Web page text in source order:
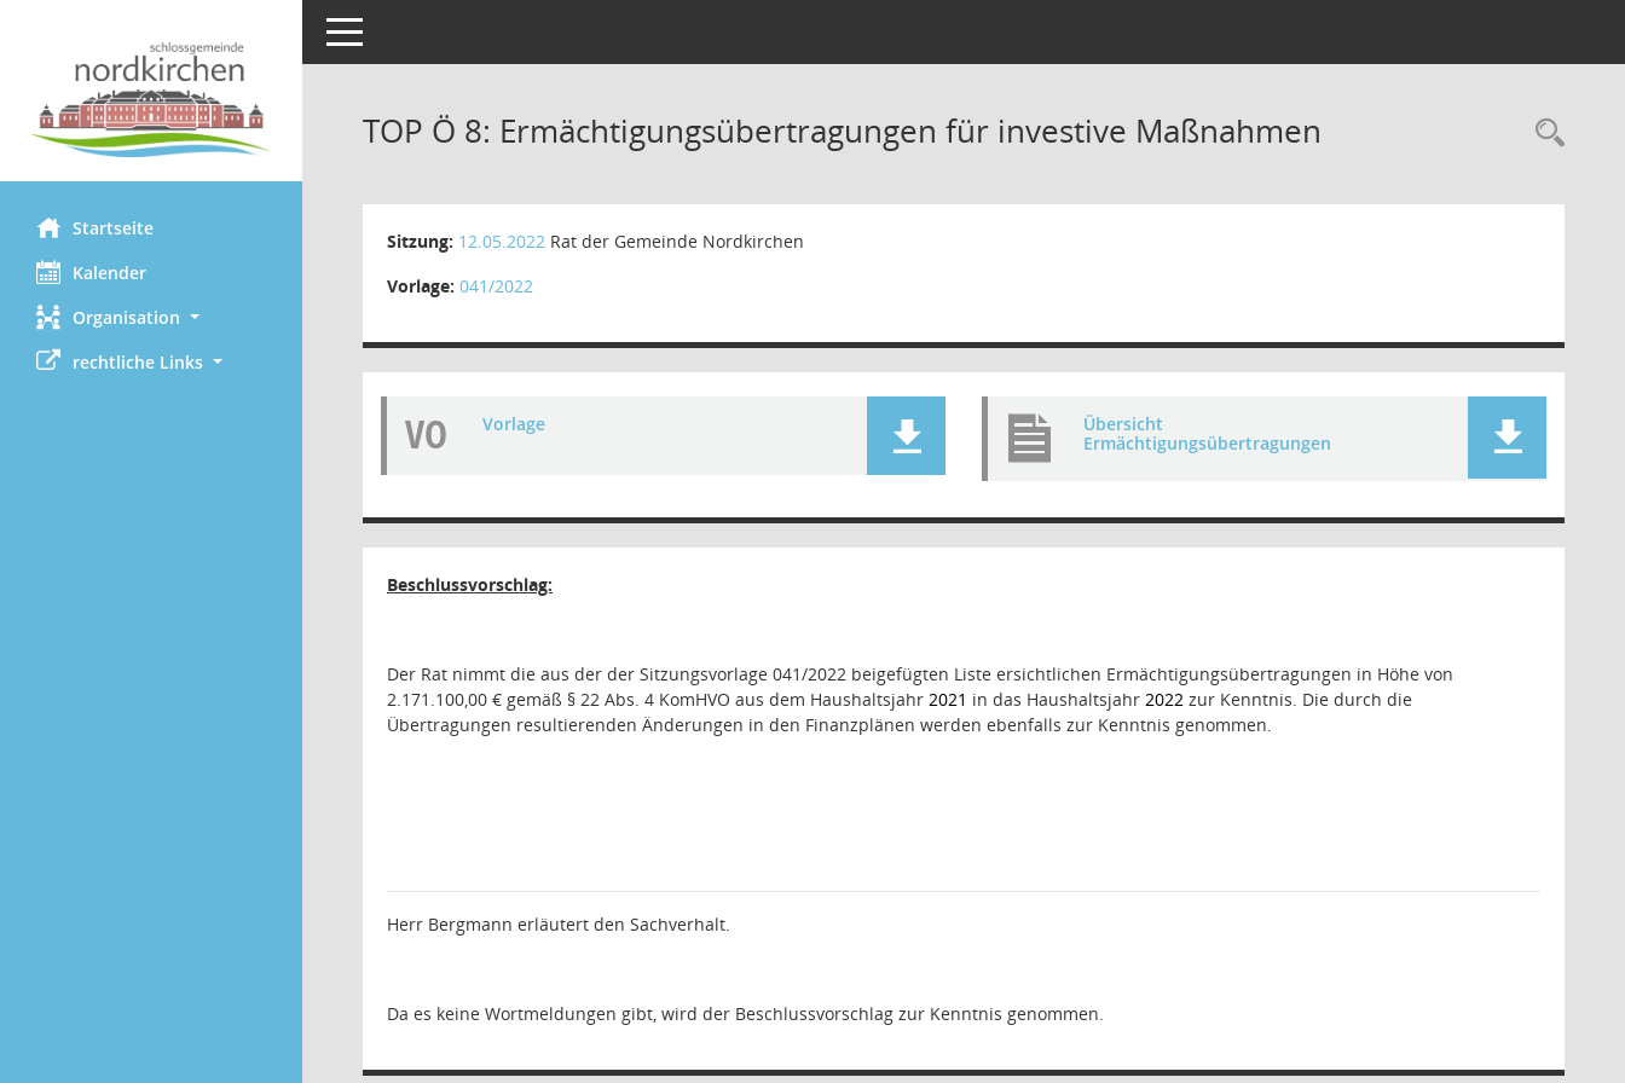
Startseite
Kalender
Organisation
rechtliche Links
Toggle navigation
TOP Ö 8: Ermächtigungsübertragungen für investive Maßnahmen
Sitzung: 12.05.2022 Rat der Gemeinde Nordkirchen
Vorlage: 041/2022
VO Vorlage
Übersicht
Ermächtigungsübertragungen
Beschlussvorschlag:
Der Rat nimmt die aus der der Sitzungsvorlage 041/2022 beigefügten Liste ersichtlichen Ermächtigungsübertragungen in Höhe von
2.171.100,00 € gemäß § 22 Abs. 4 KomHVO aus dem Haushaltsjahr 2021 in das Haushaltsjahr 2022 zur Kenntnis. Die durch die
Übertragungen resultierenden Änderungen in den Finanzplänen werden ebenfalls zur Kenntnis genommen.
Herr Bergmann erläutert den Sachverhalt.
Da es keine Wortmeldungen gibt, wird der Beschlussvorschlag zur Kenntnis genommen.